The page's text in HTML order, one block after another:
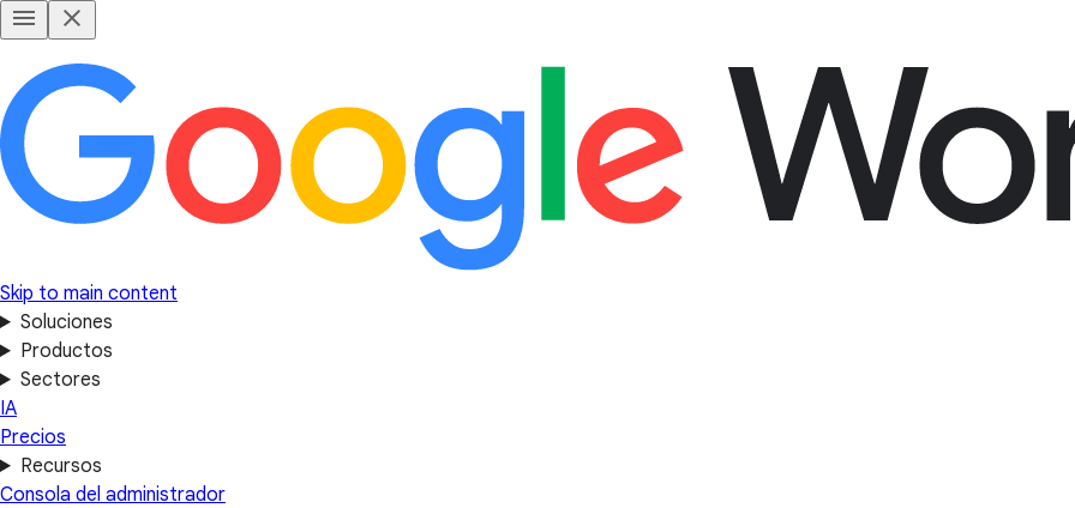
Skip to main content
Soluciones
Productos
Sectores
IA
Precios
Recursos
Consola del administrador